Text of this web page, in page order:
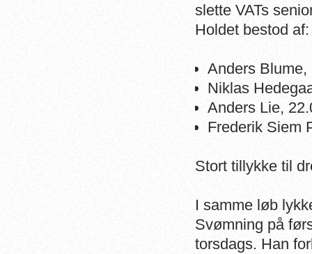
slette VATs
Holdet bestod af:
Anders Blume,
Niklas
Anders Lie,
Frederik Siem
Stort tillykke til
I samme løb
Svømning på
torsdags. Han